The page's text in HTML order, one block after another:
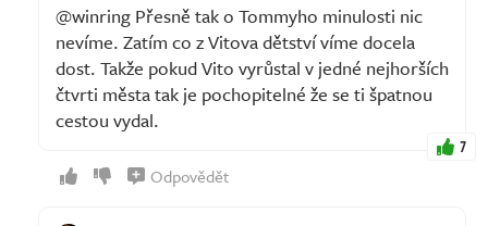
@winring Přesně tak o Tommyho minulosti nic
nevíme. Zatím co z Vitova dětství víme docela
dost. Takže pokud Vito vyrůstal v jedné nejhorších
čtvrti města tak je pochopitelné že se ti špatnou
cestou vydal.
7
Odpovědět